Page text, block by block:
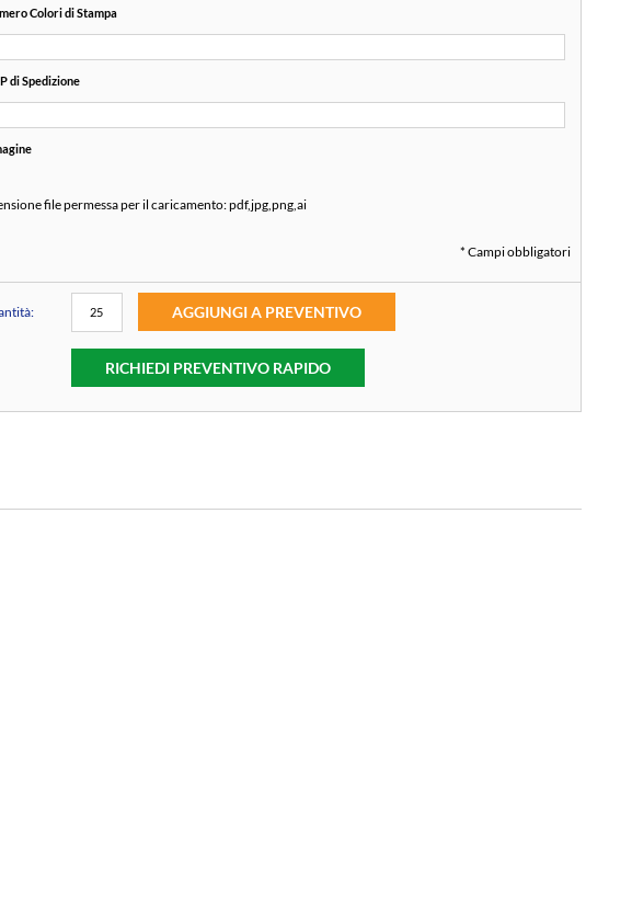
Colori di Stampa
di Spedizione
file permessa per il caricamento:pdf,jpg,png,ai
* Campi obbligatori
AGGIUNGI A PREVENTIVO
RICHIEDI PREVENTIVO RAPIDO